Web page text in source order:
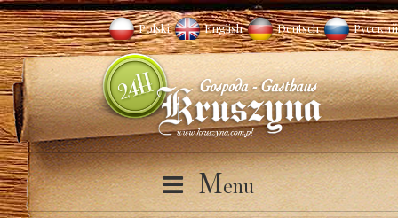
Polski English Deutsch Русский
Menu